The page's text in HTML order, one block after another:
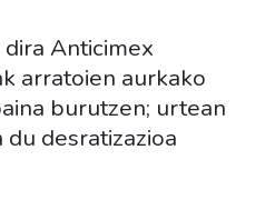
Anticimex
arratoien aurkako
burutzen; urtean
desratizazioa